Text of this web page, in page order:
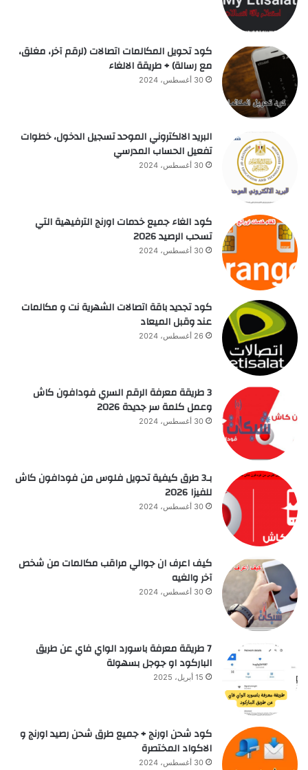
كود تحويل المكالمات اتصالات (لرقم آخر، مغلق،
مع رسالة) + طريقة الالغاء
30 أغسطس، 2024
البريد الالكتروني الموحد تسجيل الدخول، خطوات
تفعيل الحساب المدرسي
30 أغسطس، 2024
كود الغاء جميع خدمات اورنج الترفيهية التي
تسحب الرصيد 2026
30 أغسطس، 2024
كود تجديد باقة اتصالات الشهرية نت و مكالمات
عند وقبل الميعاد
26 أغسطس، 2024
3 طريقة معرفة الرقم السري فودافون كاش
وعمل كلمة سر جديدة 2026
30 أغسطس، 2024
بـ3 طرق كيفية تحويل فلوس من فودافون كاش
للفيزا 2026
30 أغسطس، 2024
كيف اعرف ان جوالي مراقب مكالمات من شخص
آخر والغيه
30 أغسطس، 2024
7 طريقة معرفة باسورد الواي فاي عن طريق
الباركود او جوجل بسهولة
15 أبريل، 2025
كود شحن اورنج + جميع طرق شحن رصيد اورنج و
الاكواد المختصرة
30 أغسطس، 2024